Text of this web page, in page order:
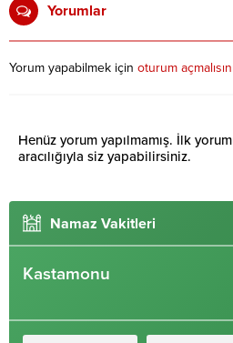
Yorumlar
Yorum yapabilmek için oturum
Henüz yorum yapılmamış. İlk
aracılığıyla siz yapabilirsiniz.
Namaz Vakitleri
Kastamonu